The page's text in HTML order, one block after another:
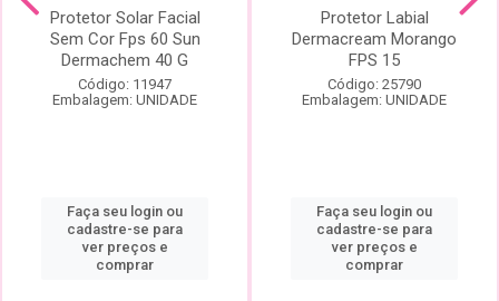
Protetor Solar Facial
Sem Cor Fps 60 Sun
Dermachem 40 G
Código: 11947
Embalagem: UNIDADE
Faça seu login ou
cadastre-se para
ver preços e
comprar
Protetor Labial
Dermacream Morango
FPS 15
Código: 25790
Embalagem: UNIDADE
Faça seu login ou
cadastre-se para
ver preços e
comprar